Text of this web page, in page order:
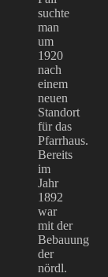
suchte
man
um
1920
nach
einem
neuen
Standort
für das
Pfarrhaus.
Bereits
im
Jahr
1892
war
mit der
Bebauung
der
nördl.